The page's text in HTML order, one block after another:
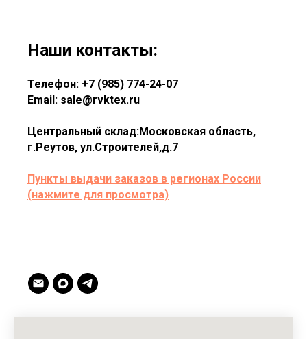
Наши контакты:
Телефон: +7 (985) 774-24-07
Email: sale@rvktex.ru
Центральный склад:Московская область,
г.Реутов, ул.Строителей,д.7
Пункты выдачи заказов в регионах России
(нажмите для просмотра)